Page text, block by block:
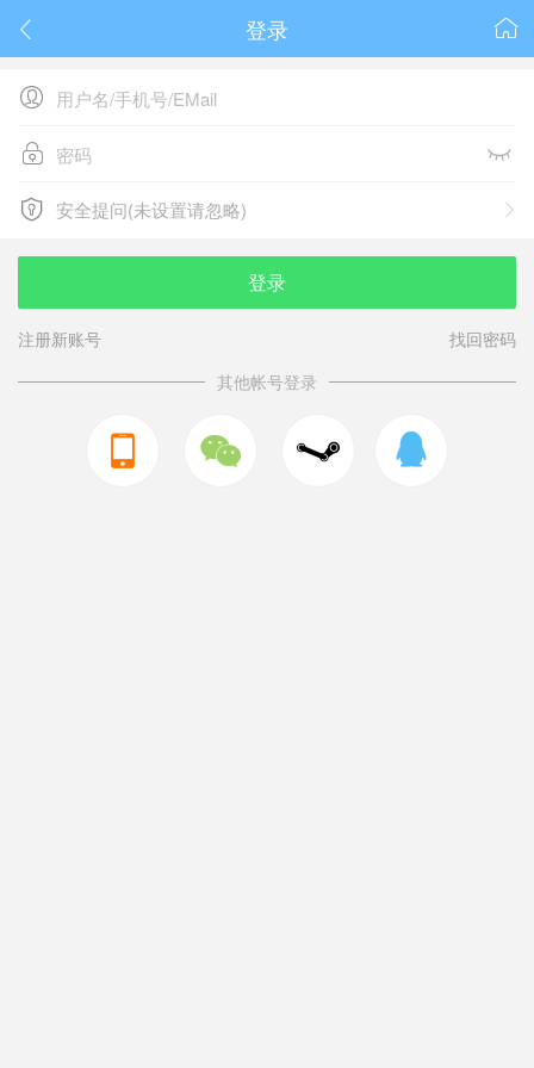
 
登录

 
 
安全提问(未设置请忽略)
安全提问(未设置请忽略)
登录
注册新账号
找回密码
其他帐号登录
  